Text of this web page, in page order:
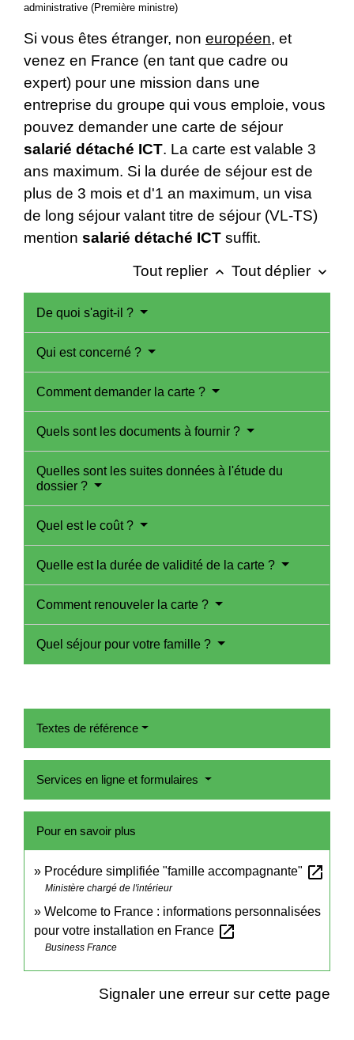
administrative (Première ministre)
Si vous êtes étranger, non européen, et
venez en France (en tant que cadre ou
expert) pour une mission dans une
entreprise du groupe qui vous emploie, vous
pouvez demander une carte de séjour
salarié détaché ICT. La carte est valable 3
ans maximum. Si la durée de séjour est de
plus de 3 mois et d'1 an maximum, un visa
de long séjour valant titre de séjour (VL-TS)
mention salarié détaché ICT suffit.
Tout replier keyboard_arrow_up Tout déplier keyboard_arrow_down
De quoi s'agit-il ?
Qui est concerné ?
Comment demander la carte ?
Quels sont les documents à fournir ?
Quelles sont les suites données à l'étude du
dossier ?
Quel est le coût ?
Quelle est la durée de validité de la carte ?
Comment renouveler la carte ?
Quel séjour pour votre famille ?
Textes de référence
Services en ligne et formulaires
Pour en savoir plus
Procédure simplifiée "famille accompagnante" open_in_new
Ministère chargé de l'intérieur
Welcome to France : informations personnalisées
pour votre installation en France open_in_new
Business France
Signaler une erreur sur cette page